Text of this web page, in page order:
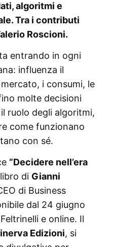
algoritmi e
Tra i contributi
Roscioni.
entrando in ogni
influenza il
i consumi, le
molte decisioni
ruolo degli algoritmi,
come funzionano
con sé.
“Decidere nell’era
di Gianni
di Business
dal 24 giugno
e online. Il
Edizioni, si